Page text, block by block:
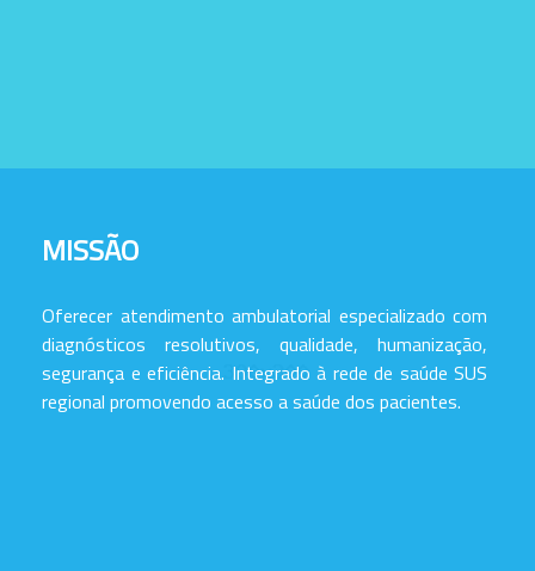
MISSÃO
Oferecer atendimento ambulatorial especializado com
diagnósticos resolutivos, qualidade, humanização,
segurança e eficiência. Integrado à rede de saúde SUS
regional promovendo acesso a saúde dos pacientes.